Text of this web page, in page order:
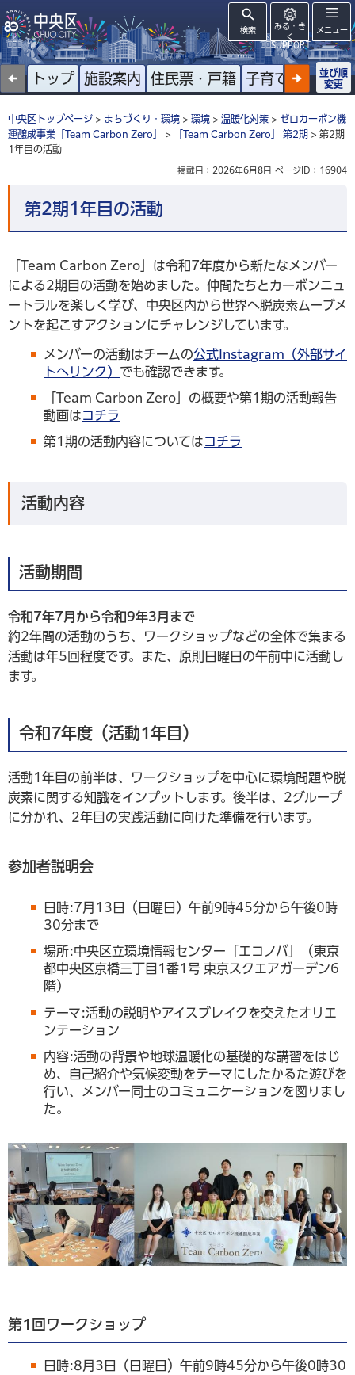
検索
みる・き
く
SUPPORT
メニュー
トップ 施設案内 住民票・戸籍 子育て 高齢者
並び順
変更
中央区トップページ > まちづくり・環境 > 環境 > 温暖化対策 > ゼロカーボン機
運醸成事業「Team Carbon Zero」
> 「Team Carbon Zero」 第2期 > 第2期
1年目の活動
掲載日：2026年6月8日 ページID：16904
第2期1年目の活動
「Team Carbon Zero」は令和7年度から新たなメンバー
による2期目の活動を始めました。仲間たちとカーボンニュ
ートラルを楽しく学び、中央区内から世界へ脱炭素ムーブメ
ントを起こすアクションにチャレンジしています。
メンバーの活動はチームの公式Instagram（外部サイ
トへリンク） でも確認できます。
「Team Carbon Zero」の概要や第1期の活動報告
動画はコチラ
第1期の活動内容についてはコチラ
活動内容
活動期間
令和7年7月から令和9年3月まで
約2年間の活動のうち、ワークショップなどの全体で集まる
活動は年5回程度です。また、原則日曜日の午前中に活動し
ます。
令和7年度（活動1年目）
活動1年目の前半は、ワークショップを中心に環境問題や脱
炭素に関する知識をインプットします。後半は、2グループ
に分かれ、2年目の実践活動に向けた準備を行います。
参加者説明会
日時:7月13日（日曜日）午前9時45分から午後0時
30分まで
場所:中央区立環境情報センター「エコノバ」（東京
都中央区京橋三丁目1番1号 東京スクエアガーデン6
階）
テーマ:活動の説明やアイスブレイクを交えたオリエ
ンテーション
内容:活動の背景や地球温暖化の基礎的な講習をはじ
め、自己紹介や気候変動をテーマにしたかるた遊びを
行い、メンバー同士のコミュニケーションを図りまし
た。
第1回ワークショップ
日時:8月3日（日曜日）午前9時45分から午後0時30